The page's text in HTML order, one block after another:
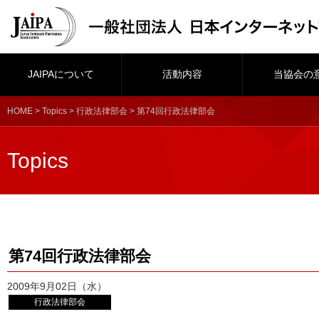
JAIPAについて 活動内容 当協会の
HOME > Topics > 行政法律部会 > 第74回行政法律部会
Topics
第74回行政法律部会
2009年9月02日（水）
行政法律部会